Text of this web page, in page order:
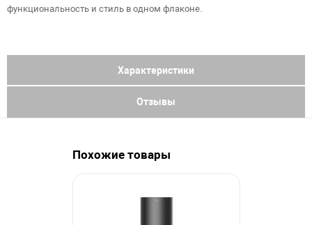
функциональность и стиль в одном флаконе.
Характеристики
Отзывы
Похожие товары